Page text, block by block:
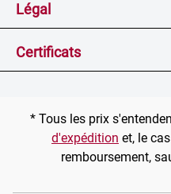
Légal
Certificats
* Tous les prix
d'expédition et, le
remboursement,